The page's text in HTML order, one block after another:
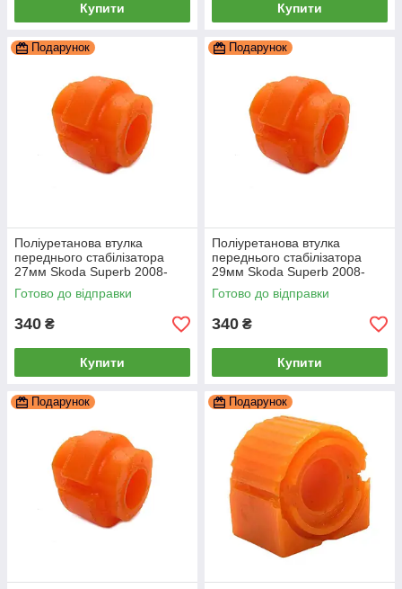
Купити Купити
Подарунок
Поліуретанова втулка
переднього стабілізатора
27мм Skoda Superb 2008-
2015, PP-0010P
Готово до відправки
340 ₴
Купити
Подарунок
Поліуретанова втулка
переднього стабілізатора
29мм Skoda Superb 2008-
2015, PP-0010P
Готово до відправки
340 ₴
Купити
Подарунок Подарунок